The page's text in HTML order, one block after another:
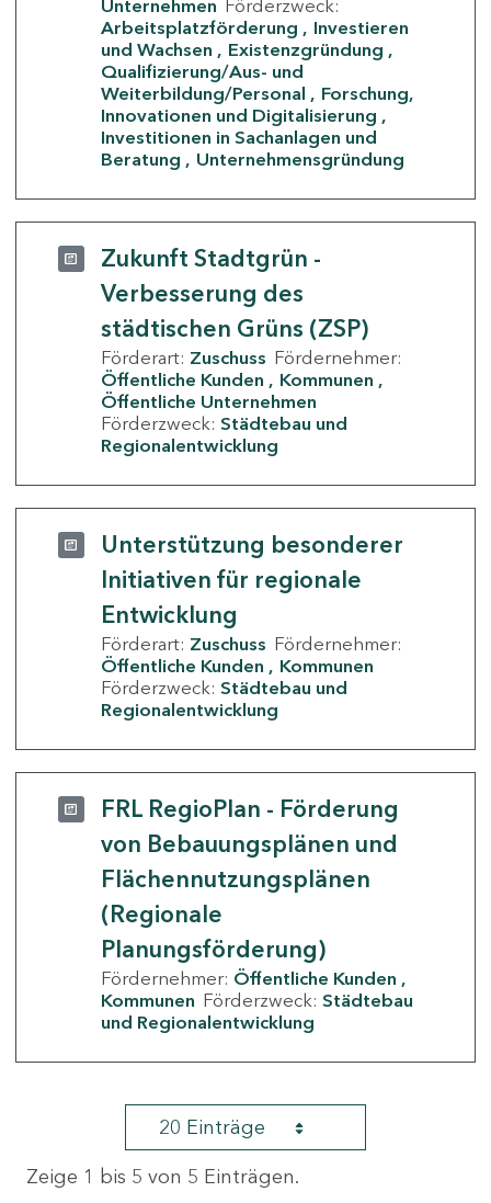
Unternehmen Förderzweck:
Arbeitsplatzförderung
Investieren
und Wachsen
Existenzgründung
Qualifizierung/Aus- und
Weiterbildung/Personal
Forschung,
Innovationen und Digitalisierung
Investitionen in Sachanlagen und
Beratung
Unternehmensgründung
Zukunft Stadtgrün -
Verbesserung des
städtischen Grüns (ZSP)
Förderart: Zuschuss Fördernehmer:
Öffentliche Kunden
Kommunen
Öffentliche Unternehmen
Förderzweck: Städtebau und
Regionalentwicklung
Unterstützung besonderer
Initiativen für regionale
Entwicklung
Förderart: Zuschuss Fördernehmer:
Öffentliche Kunden
Kommunen
Förderzweck: Städtebau und
Regionalentwicklung
FRL RegioPlan - Förderung
von Bebauungsplänen und
Flächennutzungsplänen
(Regionale
Planungsförderung)
Fördernehmer: Öffentliche Kunden
Kommunen Förderzweck: Städtebau
und Regionalentwicklung
20 Einträge
Zeige 1 bis 5 von 5 Einträgen.